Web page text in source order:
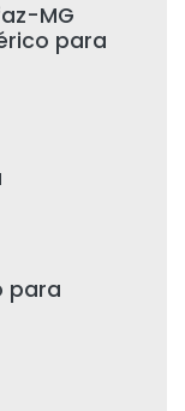
MG
para
para